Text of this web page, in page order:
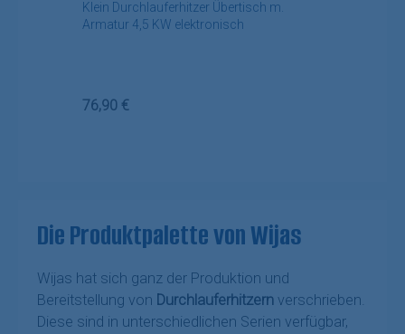
Klein Durchlauferhitzer Übertisch m.
Armatur 4,5 KW elektronisch
Regulärer Preis:
76,90 €
Die Produktpalette von Wijas
Wijas hat sich ganz der Produktion und
Bereitstellung von Durchlauferhitzern verschrieben.
Diese sind in unterschiedlichen Serien verfügbar,